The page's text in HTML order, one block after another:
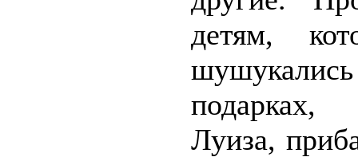
детям,
подарках,
Луиза,